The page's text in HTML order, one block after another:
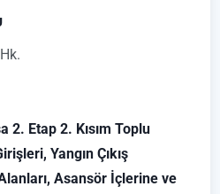
2. Etap 2. Kısım Toplu
Yangın Çıkış
Asansör İçlerine ve